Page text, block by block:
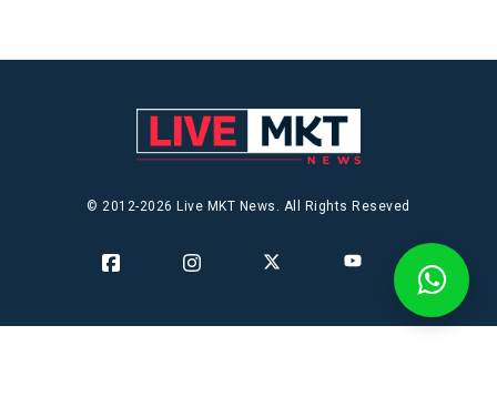
© 2012-2026 Live MKT News. All Rights Reseved